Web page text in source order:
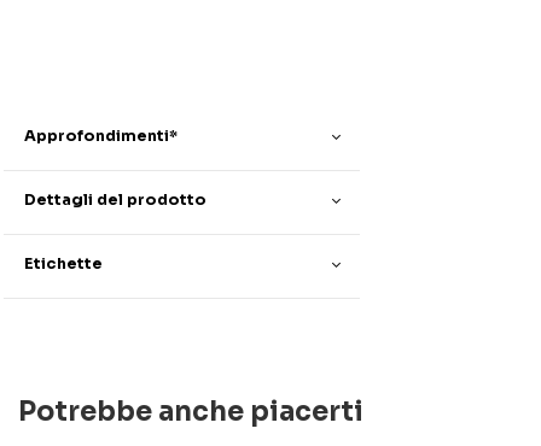
Approfondimenti*
Dettagli del prodotto
Etichette
Potrebbe anche piacerti